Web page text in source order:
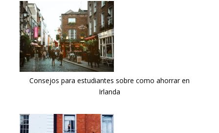
Consejos para estudiantes sobre como ahorrar en
Irlanda